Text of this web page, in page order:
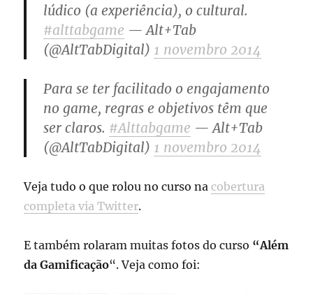
lúdico (a experiência), o cultural.
#alttabgame — Alt+Tab
(@AltTabDigital) 1 novembro 2014
Para se ter facilitado o engajamento
no game, regras e objetivos têm que
ser claros. #Alttabgame — Alt+Tab
(@AltTabDigital) 1 novembro 2014
Veja tudo o que rolou no curso nacobertura
completa via Twitter.
E também rolaram muitas fotos do curso “Além
da Gamificação“. Veja como foi: